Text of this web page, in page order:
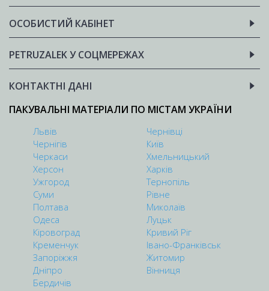
ОСОБИСТИЙ КАБІНЕТ
PETRUZALEK У СОЦМЕРЕЖАХ
КОНТАКТНІ ДАНІ
ПАКУВАЛЬНІ МАТЕРІАЛИ ПО МІСТАМ УКРАЇНИ
Львів
Чернівці
Чернігів
Київ
Черкаси
Хмельницький
Херсон
Харків
Ужгород
Тернопіль
Суми
Рівне
Полтава
Миколаїв
Одеса
Луцьк
Кіровоград
Кривий Ріг
Кременчук
Івано-Франківськ
Запоріжжя
Житомир
Дніпро
Вінниця
Бердичів